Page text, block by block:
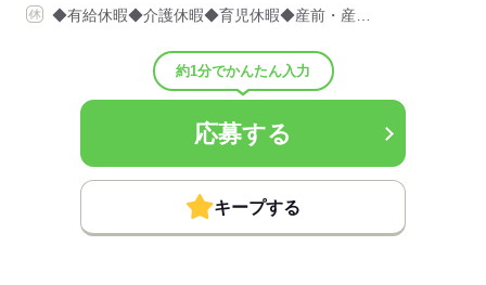
◆有給休暇◆介護休暇◆育児休暇◆産前・産…
約1分でかんたん入力
応募する
キープする